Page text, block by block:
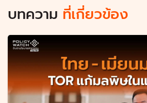
บทความ ที่เกี่ยวข้อง